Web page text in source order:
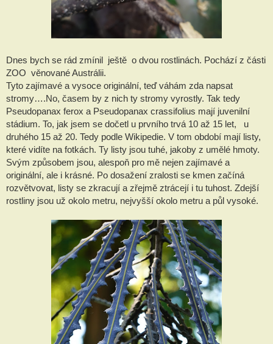
Dnes bych se rád zmínil ještě o dvou rostlinách. Pochází z části
ZOO věnované Austrálii.
Tyto zajímavé a vysoce originální, teď váhám zda napsat
stromy….No, časem by z nich ty stromy vyrostly. Tak tedy
Pseudopanax ferox a Pseudopanax crassifolius mají juvenilní
stádium. To, jak jsem se dočetl u prvního trvá 10 až 15 let, u
druhého 15 až 20. Tedy podle Wikipedie. V tom období mají listy,
které vidíte na fotkách. Ty listy jsou tuhé, jakoby z umělé hmoty.
Svým způsobem jsou, alespoň pro mě nejen zajímavé a
originální, ale i krásné. Po dosažení zralosti se kmen začíná
rozvětvovat, listy se zkracují a zřejmě ztrácejí i tu tuhost. Zdejší
rostliny jsou už okolo metru, nejvyšší okolo metru a půl vysoké.